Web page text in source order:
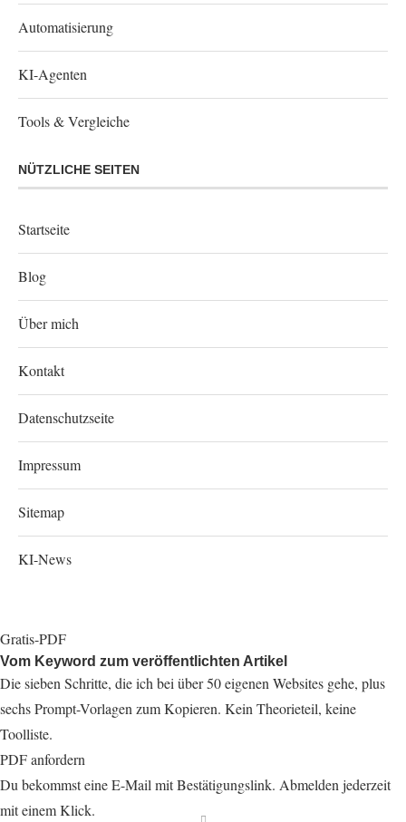
Automatisierung
KI-Agenten
Tools & Vergleiche
NÜTZLICHE SEITEN
Startseite
Blog
Über mich
Kontakt
Datenschutzseite
Impressum
Sitemap
KI-News
Gratis-PDF
Vom Keyword zum veröffentlichten Artikel
Die sieben Schritte, die ich bei über 50 eigenen Websites gehe, plus
sechs Prompt-Vorlagen zum Kopieren. Kein Theorieteil, keine
Toolliste.
PDF anfordern
Du bekommst eine E-Mail mit Bestätigungslink. Abmelden jederzeit
mit einem Klick.